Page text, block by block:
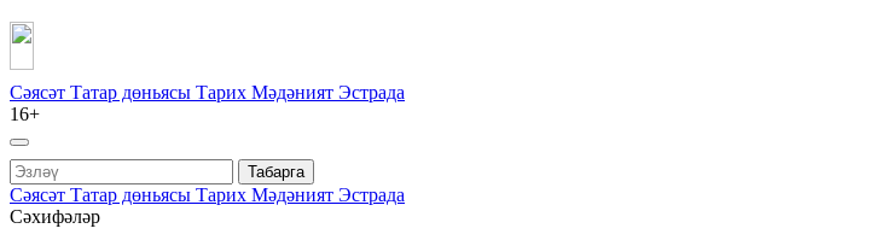
Сәясәт Татар дөньясы Тарих Мәдәният Эстрада
16+
Табарга
Сәясәт Татар дөньясы Тарих Мәдәният Эстрада
Сәхифәләр